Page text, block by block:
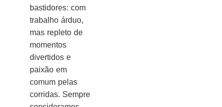
bastidores: com
trabalho árduo,
mas repleto de
momentos
divertidos e
paixão em
comum pelas
corridas. Sempre